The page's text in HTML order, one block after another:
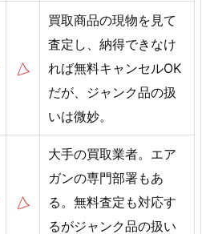
買取商品の現物を見て
査定し、納得できなけ
れば無料キャンセルOK
だが、ジャンク品の扱
いは微妙。
大手の買取業者。エア
ガンの専門部署もあ
る。無料査定も対応す
るがジャンク品の扱い